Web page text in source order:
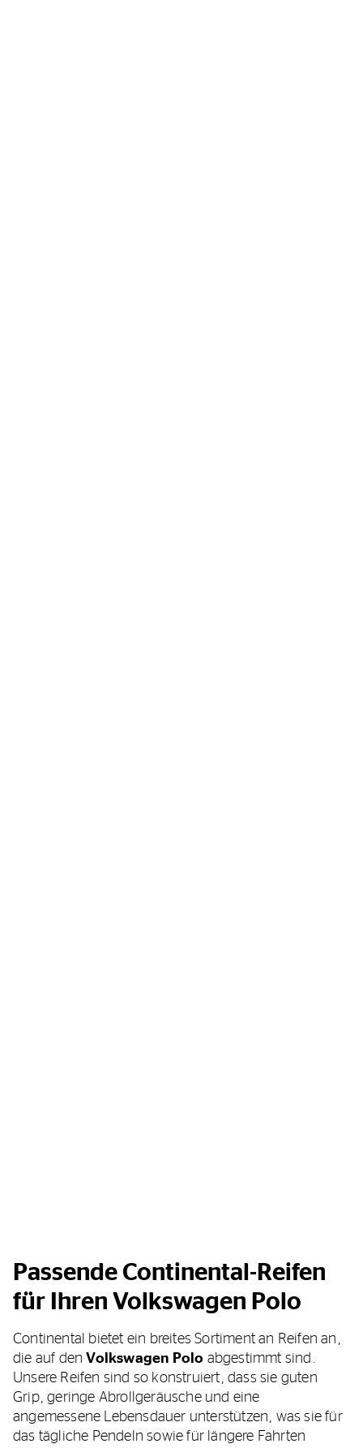
Passende Continental-Reifen
für Ihren Volkswagen Polo
Continental bietet ein breites Sortiment an Reifen an,
die auf denVolkswagen Polo abgestimmt sind.
Unsere Reifen sind so konstruiert, dass sie guten
Grip, geringe Abrollgeräusche und eine
angemessene Lebensdauer unterstützen, was sie für
das tägliche Pendeln sowie für längere Fahrten